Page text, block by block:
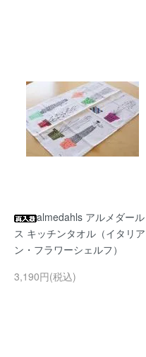
almedahls アルメダール
ス キッチンタオル（イタリア
ン・フラワーシェルフ）
3,190円(税込)